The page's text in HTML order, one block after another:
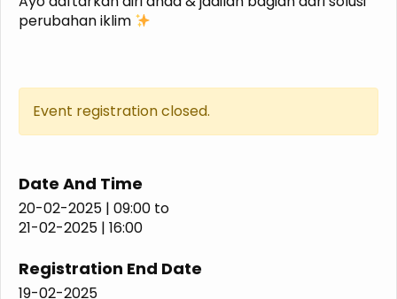
perubahan iklim
Event registration closed.
Date And Time
20-02-2025 | 09:00 to
21-02-2025 | 16:00
Registration End Date
19-02-2025